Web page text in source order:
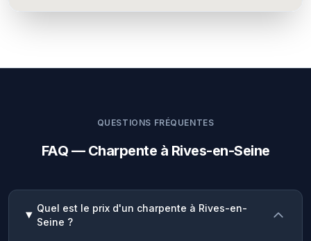
QUESTIONS FRÉQUENTES
FAQ — Charpente à Rives-en-Seine
Quel est le prix d'un charpente à Rives-en-
Seine ?